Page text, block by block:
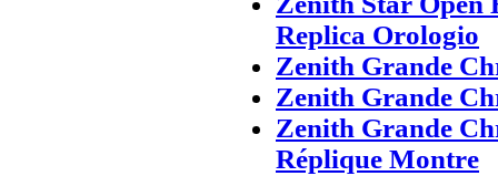
Replica Orologio
Zenith Grande
Zenith Grande
Zenith Grande
Réplique Montre